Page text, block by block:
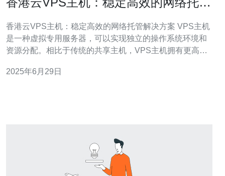
香港云VPS主机：稳定高效的网络托管解决方案 VPS主机
是一种虚拟专用服务器，可以实现独立的操作系统环境和
资源分配。相比于传统的共享主机，VPS主机拥有更高的
港作为国际金融中心，拥有优越的网络基础设施和高速互
2025年6月29日